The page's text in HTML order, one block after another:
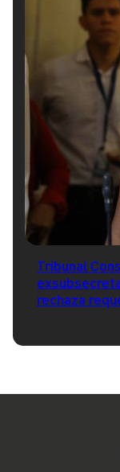
Tribunal
rechaza